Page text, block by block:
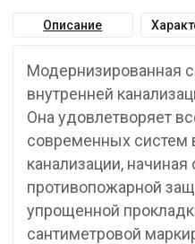
Описание
Модернизированная
внутренней
Она удовлетворяет
современных систем
канализации, начиная
противопожарной
упрощенной
сантиметровой